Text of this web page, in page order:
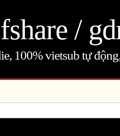
/
100% vietsub tự